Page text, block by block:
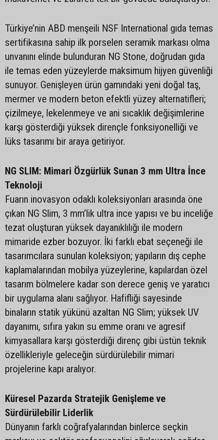
Türkiye’nin ABD menşeili NSF International gıda temas
sertifikasına sahip ilk porselen seramik markası olma
unvanını elinde bulunduran NG Stone, doğrudan gıda
ile temas eden yüzeylerde maksimum hijyen güvenliği
sunuyor. Genişleyen ürün gamındaki yeni doğal taş,
mermer ve modern beton efektli yüzey alternatifleri;
çizilmeye, lekelenmeye ve ani sıcaklık değişimlerine
karşı gösterdiği yüksek dirençle fonksiyonelliği ve
lüks tasarımı bir araya getiriyor.
NG SLIM: Mimari Özgürlük Sunan 3 mm Ultra İnce
Teknoloji
Fuarın inovasyon odaklı koleksiyonları arasında öne
çıkan NG Slim, 3 mm’lik ultra ince yapısı ve bu inceliğe
tezat oluşturan yüksek dayanıklılığı ile modern
mimaride ezber bozuyor. İki farklı ebat seçeneği ile
tasarımcılara sunulan koleksiyon; yapıların dış cephe
kaplamalarından mobilya yüzeylerine, kapılardan özel
tasarım bölmelere kadar son derece geniş ve yaratıcı
bir uygulama alanı sağlıyor. Hafifliği sayesinde
binaların statik yükünü azaltan NG Slim; yüksek UV
dayanımı, sıfıra yakın su emme oranı ve agresif
kimyasallara karşı gösterdiği direnç gibi üstün teknik
özellikleriyle geleceğin sürdürülebilir mimari
projelerine kapı aralıyor.
Küresel Pazarda Stratejik Genişleme ve
Sürdürülebilir Liderlik
Dünyanın farklı coğrafyalarından binlerce seçkin